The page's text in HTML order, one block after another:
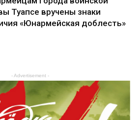
Туапсе вручены знаки
«Юнармейская доблесть»
- Advertisement -